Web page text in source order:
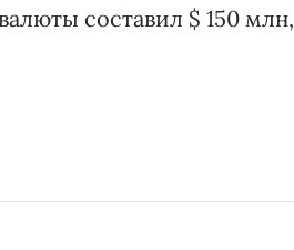
составил $ 150 млн,